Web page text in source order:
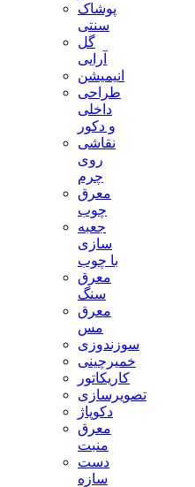
پوشاک
سنتی
گل
آرایی
انیمیشن
طراحی
داخلی
و دکور
نقاشی
روی
چرم
معرق
چوب
جعبه
سازی
با چوب
معرق
سنگ
معرق
مس
سوزندوزی
خمیرچینی
کاریکاتور
تصویرسازی
دکوپاژ
معرق
منبت
دست
سازه